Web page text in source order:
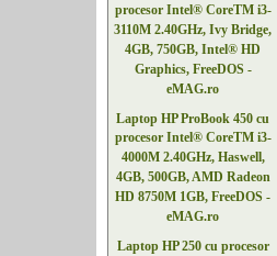
procesor Intel® CoreTM i3-
3110M 2.40GHz, Ivy Bridge,
4GB, 750GB, Intel® HD
Graphics, FreeDOS -
eMAG.ro
Laptop HP ProBook 450 cu
procesor Intel® CoreTM i3-
4000M 2.40GHz, Haswell,
4GB, 500GB, AMD Radeon
HD 8750M 1GB, FreeDOS -
eMAG.ro
Laptop HP 250 cu procesor